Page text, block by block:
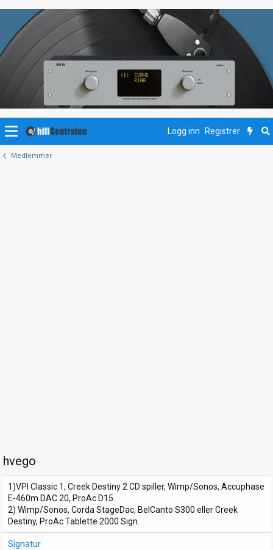
Logg inn Registrer
Medlemmer
hvego
1)VPI Classic 1, Creek Destiny 2 CD spiller, Wimp/Sonos, Accuphase
E-460m DAC 20, ProAc D15.
2) Wimp/Sonos, Corda StageDac, BelCanto S300 eller Creek
Destiny, ProAc Tablette 2000 Sign.
Signatur